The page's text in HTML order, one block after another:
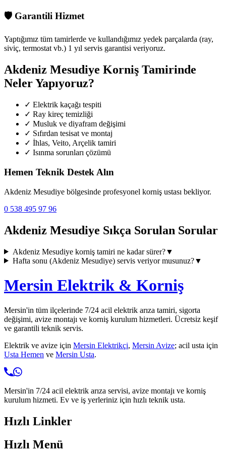
🛡️ Garantili Hizmet
Yaptığımız tüm tamirlerde ve kullandığımız yedek parçalarda (ray,
siviç, termostat vb.) 1 yıl servis garantisi veriyoruz.
Akdeniz Mesudiye Korniş Tamirinde
Neler Yapıyoruz?
✓ Elektrik kaçağı tespiti
✓ Ray kireç temizliği
✓ Musluk ve diyafram değişimi
✓ Sıfırdan tesisat ve montaj
✓ İhlas, Veito, Arçelik tamiri
✓ Isınma sorunları çözümü
Hemen Teknik Destek Alın
Akdeniz Mesudiye bölgesinde profesyonel korniş ustası bekliyor.
0 538 495 97 96
Akdeniz Mesudiye Sıkça Sorulan Sorular
Akdeniz Mesudiyekorniş tamiri ne kadar sürer?▼
Hafta sonu (Akdeniz Mesudiye) servis veriyor musunuz?▼
Mersin Elektrik & Korniş
Mersin'in tüm ilçelerinde 7/24 acil elektrik arıza tamiri, sigorta
değişimi, avize montajı ve korniş kurulum hizmetleri. Ücretsiz keşif
ve garantili teknik servis.
Elektrik ve avize için Mersin Elektrikçi, Mersin Avize; acil usta için
Usta Hemen ve Mersin Usta.
Mersin'in 7/24 acil elektrik arıza servisi, avize montajı ve korniş
kurulum hizmeti. Ev ve iş yerleriniz için hızlı teknik usta.
Hızlı Linkler
Hızlı Menü